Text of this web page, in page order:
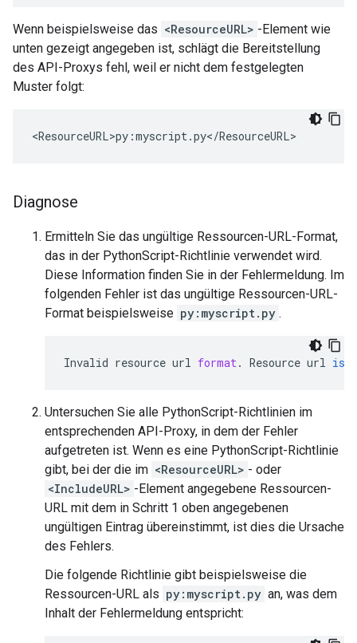
Wenn beispielsweise das <ResourceURL> -Element wie
unten gezeigt angegeben ist, schlägt die Bereitstellung
des API-Proxys fehl, weil er nicht dem festgelegten
Muster folgt:
<ResourceURL>py :myscript.py</ResourceURL>
Diagnose
Ermitteln Sie das ungültige Ressourcen-URL-Format,
das in der PythonScript-Richtlinie verwendet wird.
Diese Information finden Sie in der Fehlermeldung. Im
folgenden Fehler ist das ungültige Ressourcen-URL-
Format beispielsweise py:myscript.py .
Invalid resource url format. Resource url is
Untersuchen Sie alle PythonScript-Richtlinien im
entsprechenden API-Proxy, in dem der Fehler
aufgetreten ist. Wenn es eine PythonScript-Richtlinie
gibt, bei der die im <ResourceURL> - oder
<IncludeURL> -Element angegebene Ressourcen-
URL mit dem in Schritt 1 oben angegebenen
ungültigen Eintrag übereinstimmt, ist dies die Ursache
des Fehlers.
Die folgende Richtlinie gibt beispielsweise die
Ressourcen-URL als py:myscript.py an, was dem
Inhalt der Fehlermeldung entspricht: